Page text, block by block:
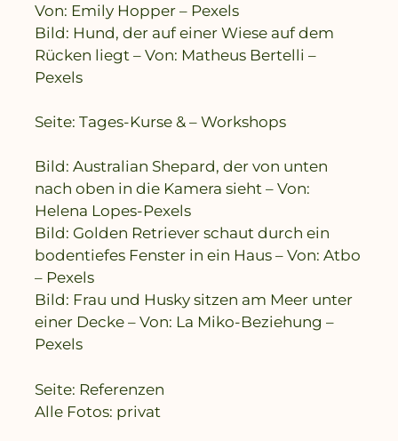
Von: Emily Hopper – Pexels
Bild: Hund, der auf einer Wiese auf dem
Rücken liegt – Von: Matheus Bertelli –
Pexels
Seite: Tages-Kurse & – Workshops
Bild: Australian Shepard, der von unten
nach oben in die Kamera sieht – Von:
Helena Lopes-Pexels
Bild: Golden Retriever schaut durch ein
bodentiefes Fenster in ein Haus – Von: Atbo
– Pexels
Bild: Frau und Husky sitzen am Meer unter
einer Decke – Von: La Miko-Beziehung –
Pexels
Seite: Referenzen
Alle Fotos: privat